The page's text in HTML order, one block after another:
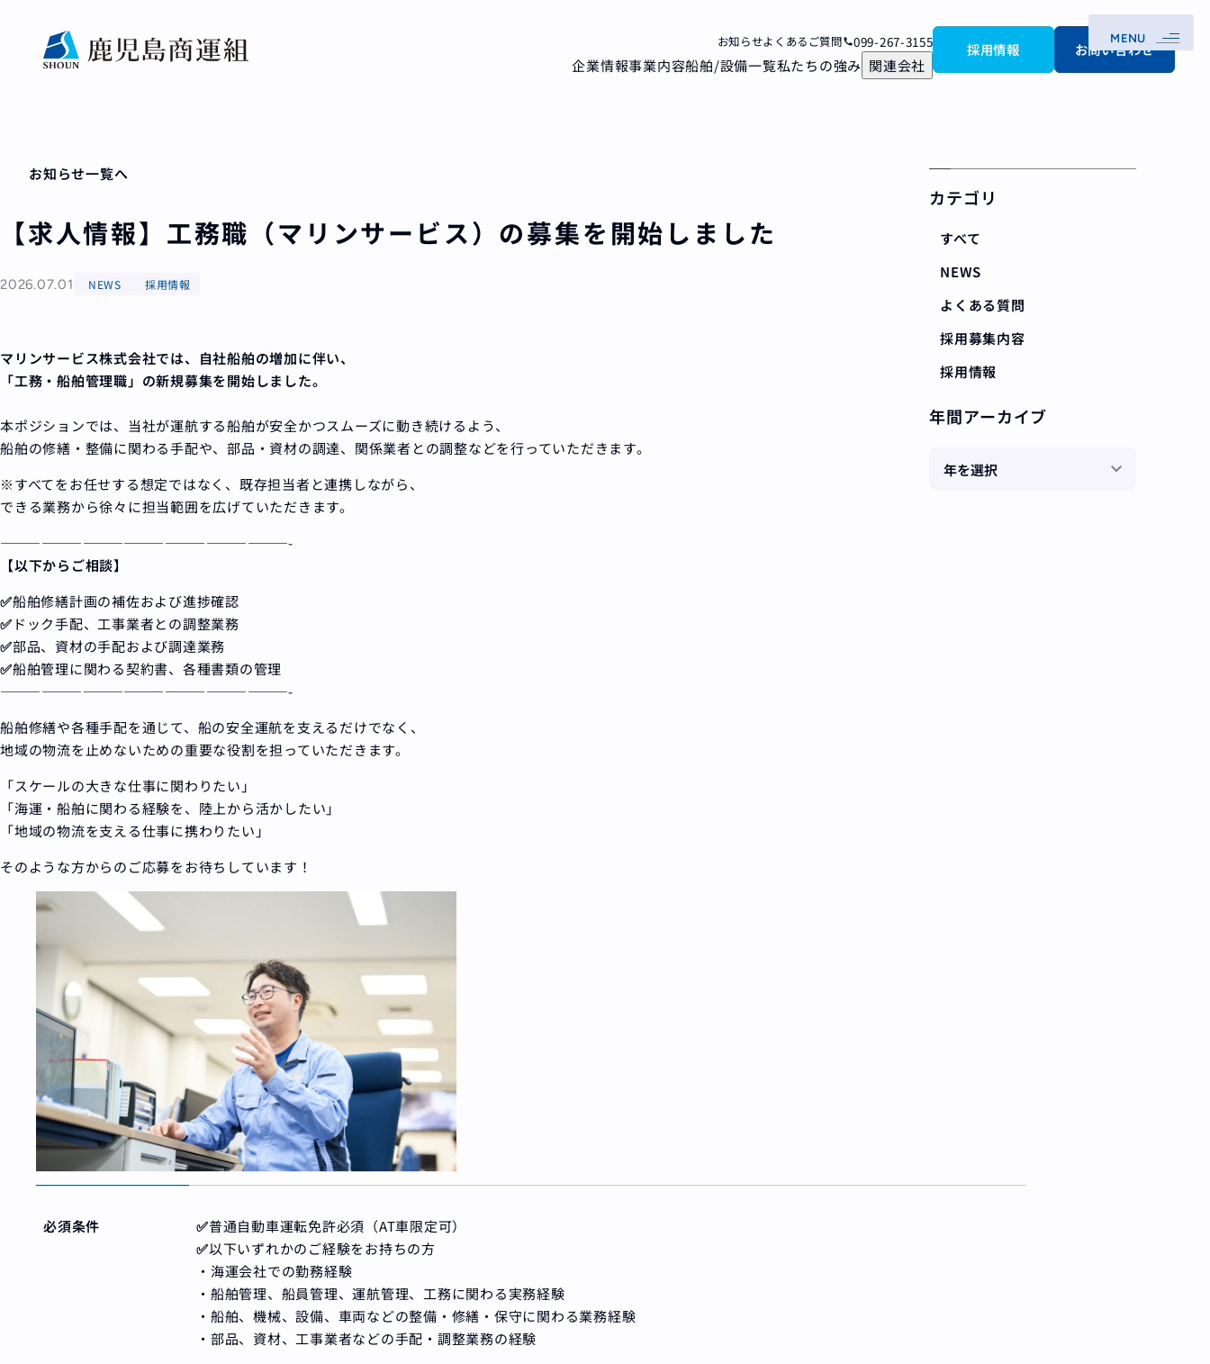
MENU
お知らせよくあるご質問call099-267-3155
企業情報事業内容船舶/設備一覧私たちの強み 関連会社
採用情報 お問い合わせ
お知らせ一覧へ
【求人情報】工務職（マリンサービス）の募集を開始しました
2026.07.01 NEWS 採用情報
マリンサービス株式会社では、自社船舶の増加に伴い、
「工務・船舶管理職」の新規募集を開始しました。
本ポジションでは、当社が運航する船舶が安全かつスムーズに動き続けるよう、
船舶の修繕・整備に関わる手配や、部品・資材の調達、関係業者との調整などを行っていただきます。
※すべてをお任せする想定ではなく、既存担当者と連携しながら、
できる業務から徐々に担当範囲を広げていただきます。
—————————————————————-
【以下からご相談】
✅船舶修繕計画の補佐および進捗確認
✅ ドック手配、工事業者との調整業務
✅部品、資材の手配および調達業務
✅船舶管理に関わる契約書、各種書類の管理
—————————————————————-
船舶修繕や各種手配を通じて、船の安全運航を支えるだけでなく、
地域の物流を止めないための重要な役割を担っていただきます。
「スケールの大きな仕事に関わりたい」
「海運・船舶に関わる経験を、陸上から活かしたい」
「地域の物流を支える仕事に携わりたい」
そのような方からのご応募をお待ちしています！
必須条件 ✅普通自動車運転免許必須（AT車限定可）
✅以下いずれかのご経験をお持ちの方
・海運会社での勤務経験
・船舶管理、船員管理、運航管理、工務に関わる実務経験
・船舶、機械、設備、車両などの整備・修繕・保守に関わる業務経験
・部品、資材、工事業者などの手配・調整業務の経験
カテゴリ
すべて
NEWS
よくある質問
採用募集内容
採用情報
年間アーカイブ